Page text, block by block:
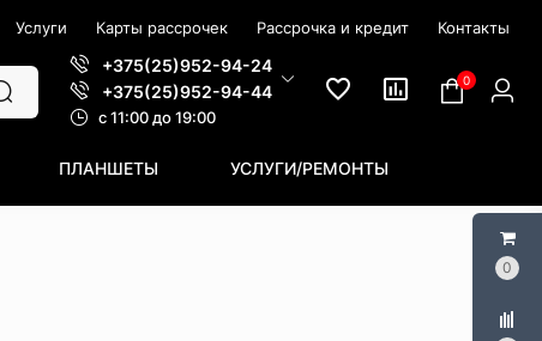
0
Услуги Карты рассрочек Рассрочка и кредит Контакты
+375(25)952-94-24
+375(25)952-94-44
c 11:00 до 19:00
0
ПЛАНШЕТЫ УСЛУГИ/РЕМОНТЫ